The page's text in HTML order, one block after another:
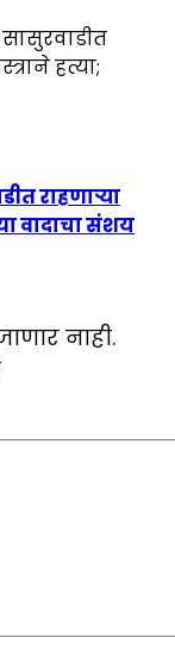
राहणाऱ्या
वादाचा संशय
नाही.